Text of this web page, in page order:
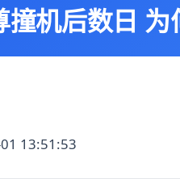
撞机后数日 为
13:51:53